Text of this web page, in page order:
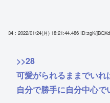
34 : 2022/01/24(月) 18:21:44.486 ID:zgK/jBQXd
>>28
可愛がられるままでいれ
自分で勝手に自分中心